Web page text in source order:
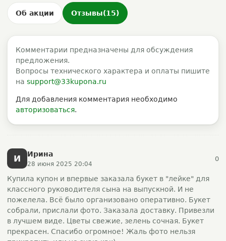
Об акции Отзывы(15)
Комментарии предназначены для обсуждения
предложения.
Вопросы технического характера и оплаты пишите
на support@33kupona.ru
Для добавления комментария необходимо
авторизоваться.
И Ирина
28 июня 2025 20:04
0
Купила купон и впервые заказала букет в "лейке" для
классного руководителя сына на выпускной. И не
пожелела. Всё было организовано оперативно. Букет
собрали, прислали фото. Заказала доставку. Привезли
в лучшем виде. Цветы свежие, зелень сочная. Букет
прекрасен. Спасибо огромное! Жаль фото нельзя